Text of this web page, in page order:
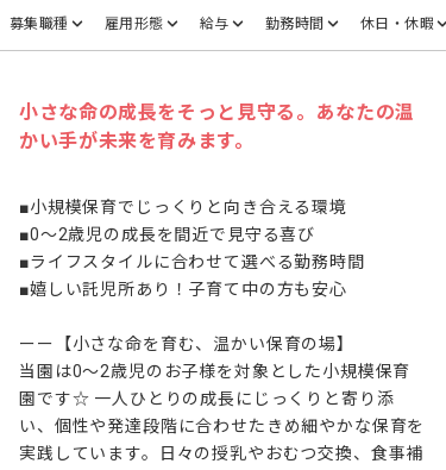
募集職種 雇用形態 給与 勤務時間 休日・休暇
小さな命の成長をそっと見守る。あなたの温
かい手が未来を育みます。
■小規模保育でじっくりと向き合える環境
■0～2歳児の成長を間近で見守る喜び
■ライフスタイルに合わせて選べる勤務時間
■嬉しい託児所あり！子育て中の方も安心
ーー【小さな命を育む、温かい保育の場】
当園は0～2歳児のお子様を対象とした小規模保育
園です☆ 一人ひとりの成長にじっくりと寄り添
い、個性や発達段階に合わせたきめ細やかな保育を
実践しています。日々の授乳やおむつ交換、食事補